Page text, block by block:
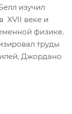
изучил
XVII веке и
физике.
труды
Джордано